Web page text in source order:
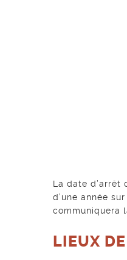
La date d’arrêt
d’une année
communiquera
LIEUX